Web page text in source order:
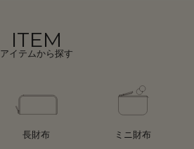
ITEM
アイテムから探す
長財布 ミニ財布